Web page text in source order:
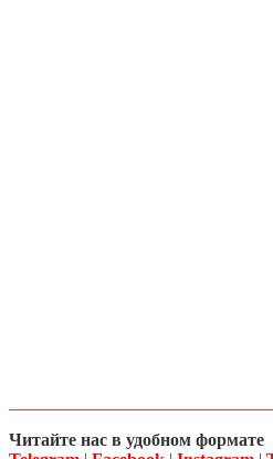
Читайте нас в удобном формате